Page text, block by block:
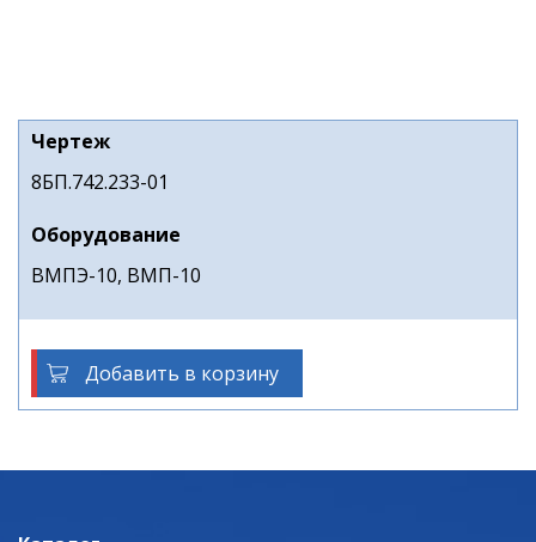
Чертеж
8БП.742.233-01
Оборудование
ВМПЭ-10, ВМП-10
Добавить в корзину